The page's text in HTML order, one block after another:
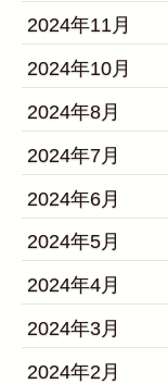
2024年11月
2024年10月
2024年8月
2024年7月
2024年6月
2024年5月
2024年4月
2024年3月
2024年2月